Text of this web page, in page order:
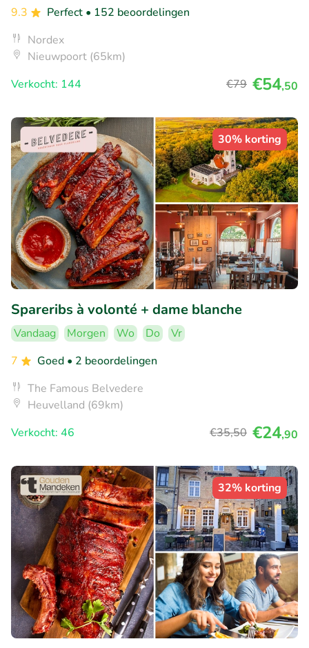
9.3
Perfect • 152 beoordelingen
Nordex
Nieuwpoort (65km)
Verkocht: 144
€79 €54,50
30% korting
Spareribs à volonté + dame blanche
Vandaag Morgen Wo Do
Vr
7
Goed • 2 beoordelingen
The Famous Belvedere
Heuvelland (69km)
Verkocht: 46
€35,50 €24,90
32% korting